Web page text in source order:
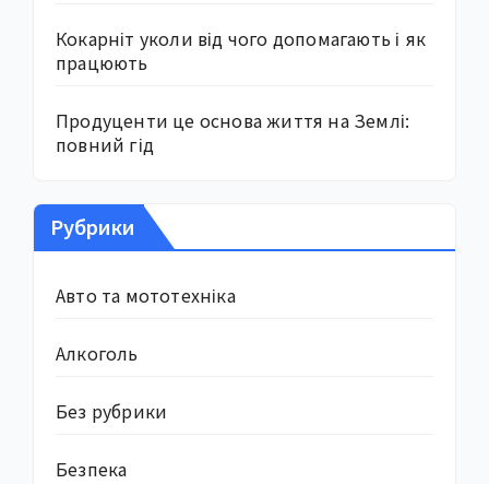
Кокарніт уколи від чого допомагають і як
працюють
Продуценти це основа життя на Землі:
повний гід
Рубрики
Авто та мототехніка
Алкоголь
Без рубрики
Безпека